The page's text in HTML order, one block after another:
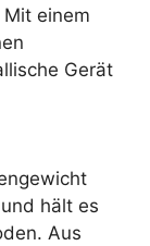
einem
Gerät
hält es
Aus